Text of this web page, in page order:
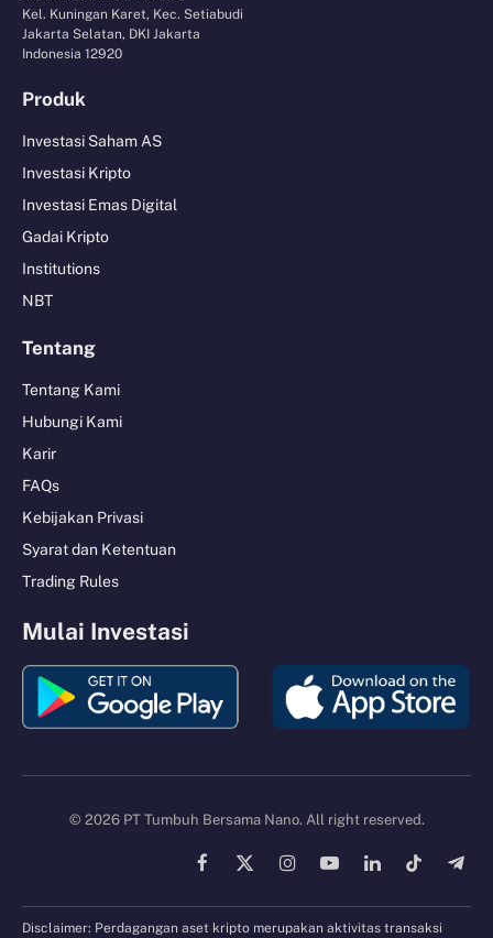
Kel. Kuningan Karet, Kec. Setiabudi
Jakarta Selatan, DKI Jakarta
Indonesia 12920
Produk
Investasi Saham AS
Investasi Kripto
Investasi Emas Digital
Gadai Kripto
Institutions
NBT
Tentang
Tentang Kami
Hubungi Kami
Karir
FAQs
Kebijakan Privasi
Syarat dan Ketentuan
Trading Rules
Mulai Investasi
© 2026 PT Tumbuh Bersama Nano. All right reserved.
Facebook
X
InstagramYouTubeLinkedInTikTok
Disclaimer: Perdagangan aset kripto merupakan aktivitas transaksi